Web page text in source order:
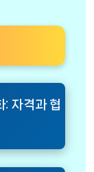
자격과 협